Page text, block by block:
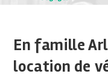
En famille
location de